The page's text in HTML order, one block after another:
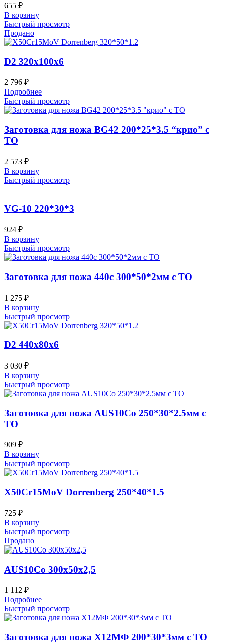
655 ₽
В корзину
Быстрый просмотр
Продано
D2 320x100x6
2 796 ₽
Подробнее
Быстрый просмотр
Заготовка для ножа BG42 200*25*3.5 “крио” с
ТО
2 573 ₽
В корзину
Быстрый просмотр
VG-10 220*30*3
924 ₽
В корзину
Быстрый просмотр
Заготовка для ножа 440c 300*50*2мм с ТО
1 275 ₽
В корзину
Быстрый просмотр
D2 440x80x6
3 030 ₽
В корзину
Быстрый просмотр
Заготовка для ножа AUS10Co 250*30*2.5мм с
ТО
909 ₽
В корзину
Быстрый просмотр
X50Cr15MoV Dorrenberg 250*40*1.5
725 ₽
В корзину
Быстрый просмотр
Продано
AUS10Co 300x50x2,5
1 112 ₽
Подробнее
Быстрый просмотр
Заготовка для ножа Х12МФ 200*30*3мм с ТО